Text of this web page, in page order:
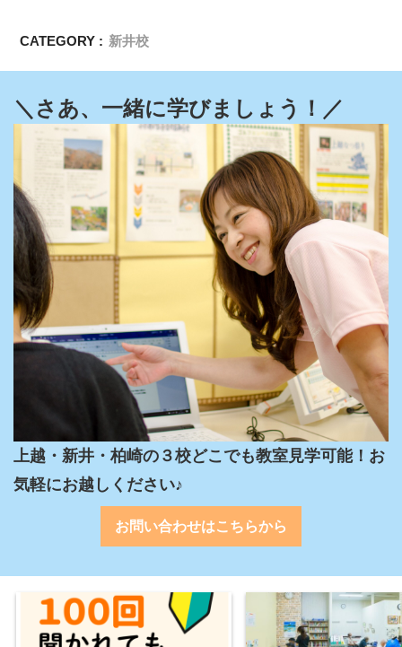
CATEGORY : 新井校
＼さあ、一緒に学びましょう！／
上越・新井・柏崎の３校どこでも教室見学可能！お
気軽にお越しください♪
お問い合わせはこちらから